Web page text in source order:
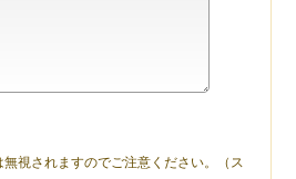
視されますのでご注意ください。（ス